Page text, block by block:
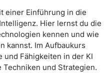
einer Einführung in die
Hier lernst du die
kennen und wie
kannst. Im Aufbaukurs
Fähigkeiten in der KI
und Strategien.